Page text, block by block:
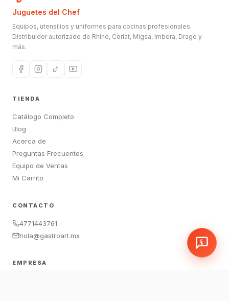
Juguetes del Chef
Equipos, utensilios y uniformes para cocinas profesionales.
Distribuidor autorizado de Rhino, Coriat, Migsa, Imbera, Drago y
más.
TIENDA
Catálogo Completo
Blog
Acerca de
Preguntas Frecuentes
Equipo de Ventas
Mi Carrito
CONTACTO
4771443761
hola@gastroart.mx
EMPRESA